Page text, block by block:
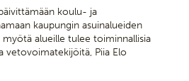
koulu- ja
kaupungin asuinalueiden
alueille tulee toiminnallisia
vetovoimatekijöitä, Piia Elo